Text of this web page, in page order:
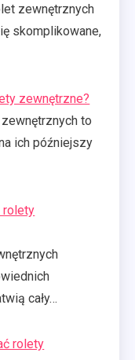
zewnętrznych
skomplikowane,
zewnętrzne?
to
ich późniejszy
rolety
cały…
rolety